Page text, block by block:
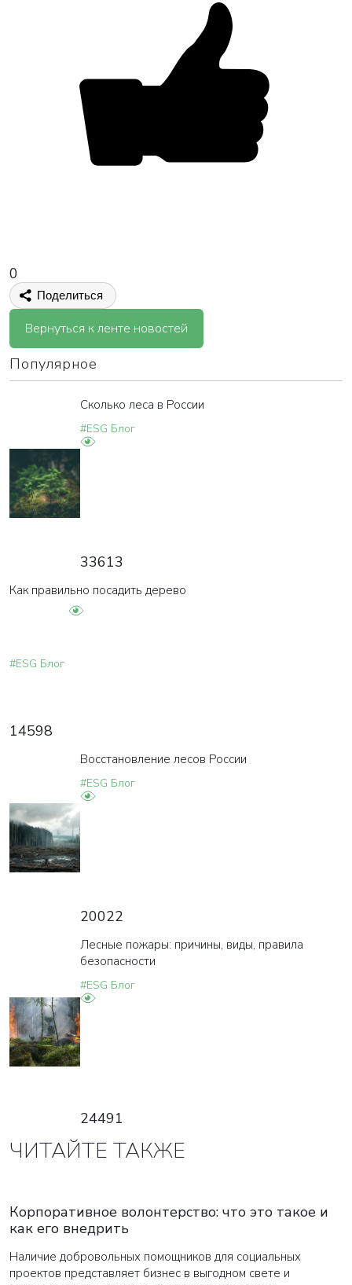
0
Поделиться
Вернуться к ленте новостей
Популярное
Сколько леса в России
#ESG Блог
33613
Как правильно посадить дерево
#ESG Блог
14598
Восстановление лесов России
#ESG Блог
20022
Лесные пожары: причины, виды, правила
безопасности
#ESG Блог
24491
ЧИТАЙТЕ ТАКЖЕ
Корпоративное волонтерство: что это такое и
как его внедрить
Наличие добровольных помощников для социальных
проектов представляет бизнес в выгодном свете и
в ближайшее время наши менеджеры